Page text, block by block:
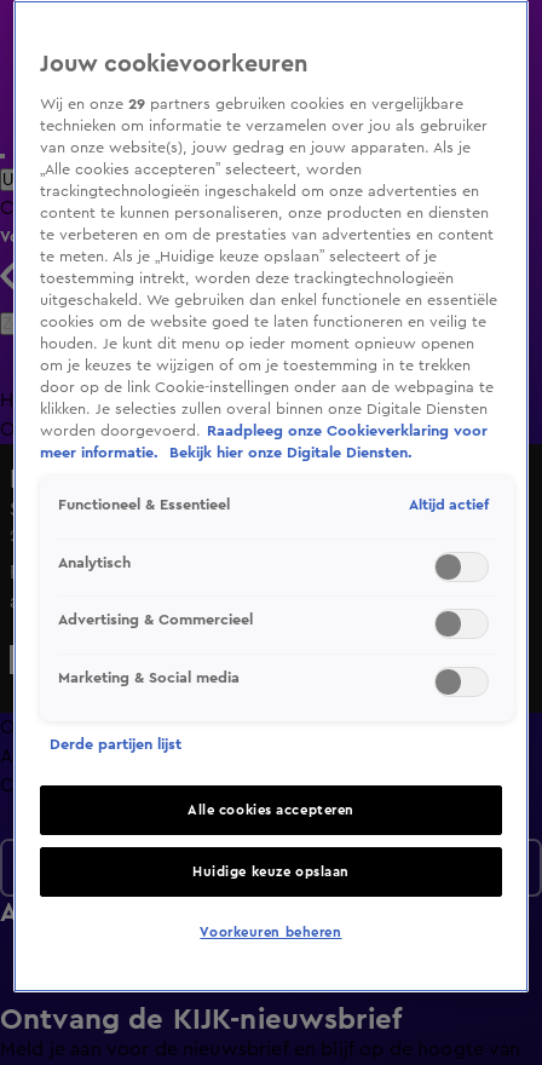
Uitzending Gemist Populaire programma's Zenders Genres
ClipsFilmsRadioSmart TV inlogShop
Volg KIJK
Zoeken
HomeUitzending Gemist Programma's De Bondgenoten
OranjezomerLivestreamsShop
Seizoen 3, aflevering 67
29 nov 2022, 19:34
Bekijk aflevering 67 van HLF8 uit seizoen 3 hier. Deze
aflevering is uitgezonden op 29 november, 19:34 uur bij
SBS6. HLF8 is een Amusement programma
Overzicht
Afleveringen
Clips
Afleveringen
Ontvang de KIJK-nieuwsbrief
Meld je aan voor de nieuwsbrief en blijf op de hoogte van
Jouw cookievoorkeuren
Wij en onze29 partners gebruiken cookies en vergelijkbare
technieken om informatie te verzamelen over jou als gebruiker
van onze website(s), jouw gedrag en jouw apparaten. Als je
„Alle cookies accepteren” selecteert, worden
trackingtechnologieën ingeschakeld om onze advertenties en
content te kunnen personaliseren, onze producten en diensten
te verbeteren en om de prestaties van advertenties en content
te meten. Als je „Huidige keuze opslaan” selecteert of je
toestemming intrekt, worden deze trackingtechnologieën
uitgeschakeld. We gebruiken dan enkel functionele en essentiële
cookies om de website goed te laten functioneren en veilig te
houden. Je kunt dit menu op ieder moment opnieuw openen
om je keuzes te wijzigen of om je toestemming in te trekken
door op de link Cookie-instellingen onder aan de webpagina te
klikken. Je selecties zullen overal binnen onze Digitale Diensten
worden doorgevoerd.
Raadpleeg onze Cookieverklaring voor
meer informatie.
Bekijk hier onze Digitale Diensten.
Functioneel & Essentieel Altijd actief
Analytisch
Advertising & Commercieel
Marketing & Social media
Derde partijen lijst
Alle cookies accepteren
Huidige keuze opslaan
Voorkeuren beheren